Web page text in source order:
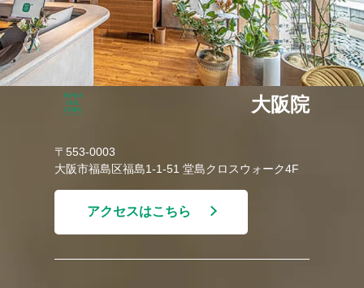
大阪院
〒553-0003
大阪市福島区福島1-1-51 堂島クロスウォーク4F
アクセスはこちら